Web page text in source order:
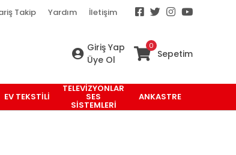
Takip Yardım İletişim
Giriş Yap
Üye Ol
0
Sepetim
EV TEKSTİLİ
TELEVİZYONLAR
SES
SİSTEMLERİ
ANKASTRE